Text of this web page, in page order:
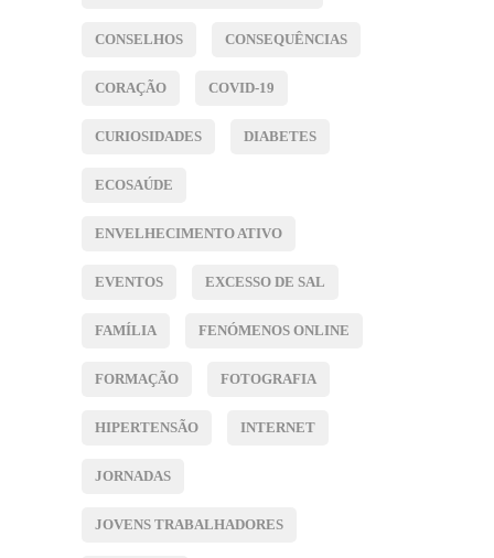
CONSELHOS CONSEQUÊNCIAS
CORAÇÃO COVID-19
CURIOSIDADES DIABETES
ECOSAÚDE
ENVELHECIMENTO ATIVO
EVENTOS EXCESSO DE SAL
FAMÍLIA FENÓMENOS ONLINE
FORMAÇÃO FOTOGRAFIA
HIPERTENSÃO INTERNET
JORNADAS
JOVENS TRABALHADORES